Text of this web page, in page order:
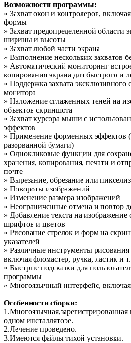
Возможности программы:
» Захват окон и контролеров,
формы
» Захват предопределенной области
ширины и высоты
» Захват любой части экрана
» Выполнение нескольких захватов
» Автоматический мониторинг
копирования экрана для быстрого и
» Поддержка захвата эксклюзивного
монитора
» Наложение сглаженных теней на
объектов скриншота
» Захват курсора мыши с
эффектов
» Применение форменных эффектов
разорванной бумаги)
» Однокликовые функции для
хранения, копирования, печати и
почте
» Вырезание, обрезание или
» Повороты изображений
» Изменение размера изображений
» Неограниченные отмена и повтор
» Добавление текста на изображение
шрифтов и цветов
» Рисование стрелок и форм на
указателей
» Различные инструменты
включая фломастер, ручка, ластик и
» Быстрые подсказки для
программы
» Многоязычный интерфейс,
Особенности сборки:
1.Многоязычная,зарегистрированная
одном инсталляторе.
2.Лечение проведено.
3.Имеются файлы тихой установки.